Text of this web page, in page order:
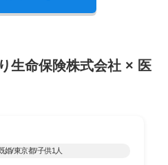
生命保険株式会社 × 医
婚/東京都/子供1人